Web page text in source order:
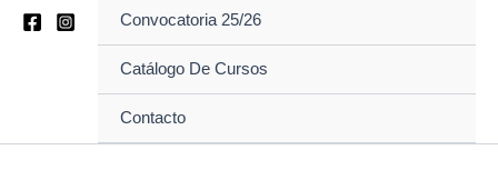
Convocatoria 25/26
Catálogo De Cursos
Contacto